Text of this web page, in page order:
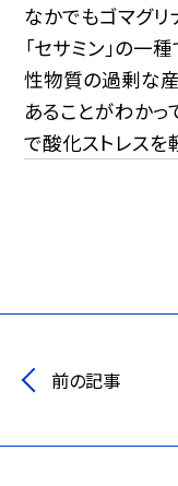
なかでもゴマグリ
「セサミン」の一
性物質の過剰な
あることがわかっ
で酸化ストレスを
前の記事